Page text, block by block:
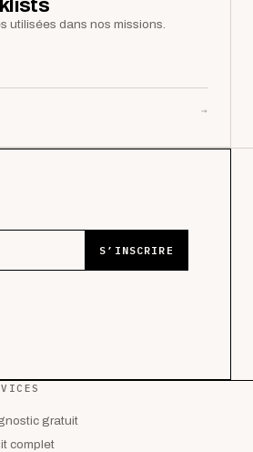
utilisées dans nos missions.
→
S’INSCRIRE
gratuit
complet